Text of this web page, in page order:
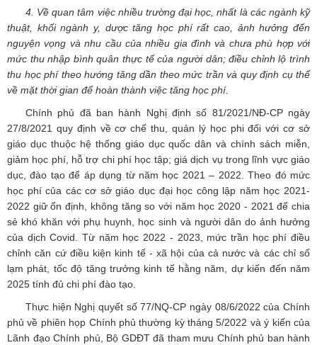
4. Về quan tâm việc nhiều trường đại học, nhất là các ngành kỹ
thuật, khối ngành y, dược tăng học phí rất cao, ảnh hưởng đến
nguyện vọng và nhu cầu của nhiều gia đình và chưa phù hợp với
mức thu nhập bình quân thực tế của người dân; điều chỉnh lộ trình
thu học phí theo hướng tăng dần theo mức trần và quy định cụ thể
về mặt thời gian để hoàn thành việc tăng học phí.
Chính phủ đã ban hành Nghị định số 81/2021/NĐ-CP ngày
27/8/2021 quy định về cơ chế thu, quản lý học phi đối với cơ sở
giáo dục thuộc hệ thống giáo dục quốc dân và chính sách miễn,
giảm học phí, hỗ trợ chi phí học tập; giá dịch vụ trong lĩnh vực giáo
dục, đào tạo để áp dụng từ năm học 2021 – 2022. Theo đó mức
học phí của các cơ sở giáo dục đại học công lập năm học 2021-
2022 giữ ổn định, không tăng so với năm học 2020 - 2021 để chia
sẻ khó khăn với phụ huynh, học sinh và người dân do ảnh hưởng
của dịch Covid. Từ năm học 2022 - 2023, mức trần học phí điều
chỉnh căn cứ điều kiện kinh tế - xã hội của cả nước và các chỉ số
lạm phát, tốc độ tăng trưởng kinh tế hằng năm, dự kiến đến năm
2025 tính đủ chi phí đào tạo.
Thực hiện Nghị quyết số 77/NQ-CP ngày 08/6/2022 của Chính
phủ về phiên họp Chính phủ thường kỳ tháng 5/2022 và ý kiến của
Lãnh đạo Chính phủ, Bộ GDĐT đã tham mưu Chính phủ ban hành